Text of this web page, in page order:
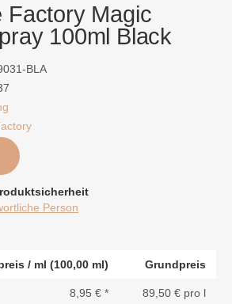
Factory Magic
100ml Black
BLA
Person
/ ml (100,00 ml) Grundpreis
8,95 €* 89,50 € pro l